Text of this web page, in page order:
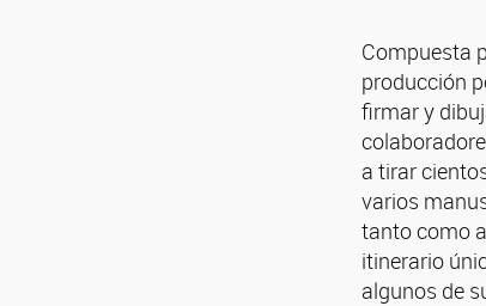
Compuesta
producción
firmar y
a tirar
varios
tanto como
itinerario
algunos de